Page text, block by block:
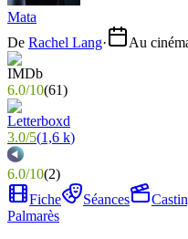
Mata
De Rachel Lang· Au
6.0/10(61)
3.0/5(1,6 k)
6.0/10(2)
Fiche
Séances
Palmarès